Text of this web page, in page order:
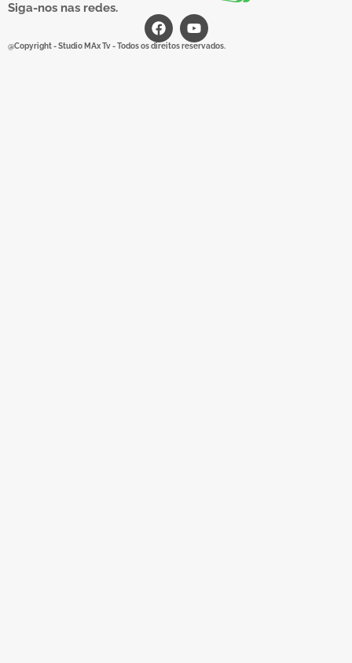
Siga-nos nas redes.
@Copyright - Studio MAx Tv - Todos os direitos reservados.